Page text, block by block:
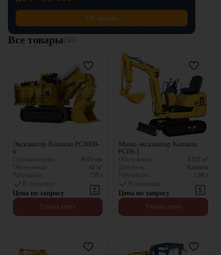
Все товары(36)
Экскаватор Komatsu PC8000-
6
Глубина копания: 8165 мм
Объем ковша:
42 м³
Рабочий вес:
759 т
В наличии
Цена по запросу
Узнать цену
Мини-экскаватор Komatsu
PC09-1
Объем ковша: 0.025 м³
Двигатель:
Komatsu
Рабочий вес:
1.08 т
В наличии
Цена по запросу
Узнать цену